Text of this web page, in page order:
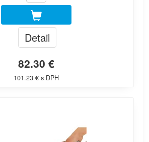
Detail
82.30 €
101.23 € s DPH